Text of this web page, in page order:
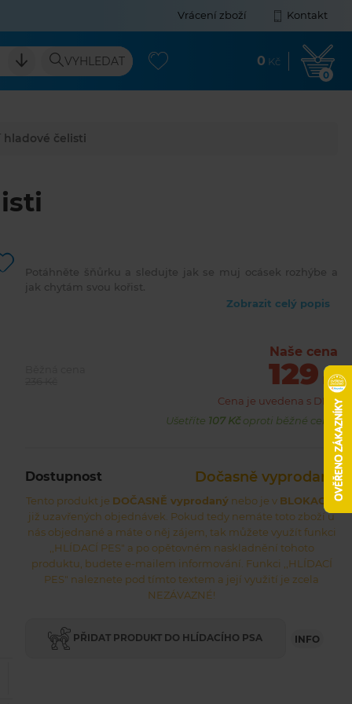
Vrácení zboží Kontakt
VYHLEDAT 0 Kč
0
hladové čelisti
Potáhněte šňůrku a sledujte jak se muj ocásek rozhýbe a
jak chytám svou kořist.
Zobrazit celý popis
Naše cena
129 Kč
Cena je uvedena s DPH
Ušetříte 107 Kčoproti běžné ceně.
Dostupnost Dočasně vyprodaný
Tento produkt je DOČASNĚ vyprodaný nebo je v BLOKACI
z
již uzavřených objednávek. Pokud tedy nemáte toto zboží u
nás objednané a máte o něj zájem, tak můžete využít funkci
,,HLÍDACÍ PES" a po opětovném naskladnění tohoto
produktu, budete e-mailem informování. Funkci ,,HLÍDACÍ
PES" naleznete pod tímto textem a její využití je zcela
NEZÁVAZNÉ!
PŘIDAT PRODUKT DO HLÍDACÍHO PSA INFO